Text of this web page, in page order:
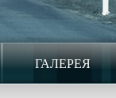
ГАЛЕРЕЯ